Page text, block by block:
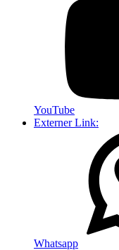
YouTube
Externer Link:
Whatsapp